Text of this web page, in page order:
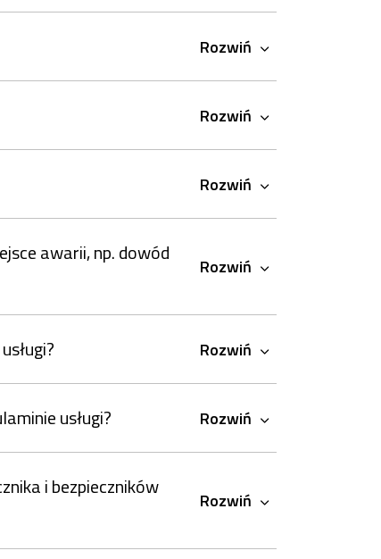
Rozwiń
Rozwiń
Rozwiń
awarii, np. dowód
Rozwiń
Rozwiń
usługi? Rozwiń
i bezpieczników
Rozwiń